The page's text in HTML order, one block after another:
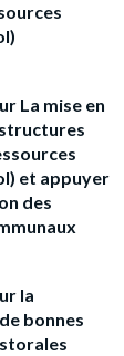
La mise en
et appuyer
des
la
bonnes